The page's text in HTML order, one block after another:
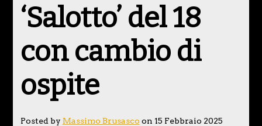
‘Salotto’ del 18
con cambio di
ospite
Posted by Massimo Brusasco on 15 Febbraio 2025